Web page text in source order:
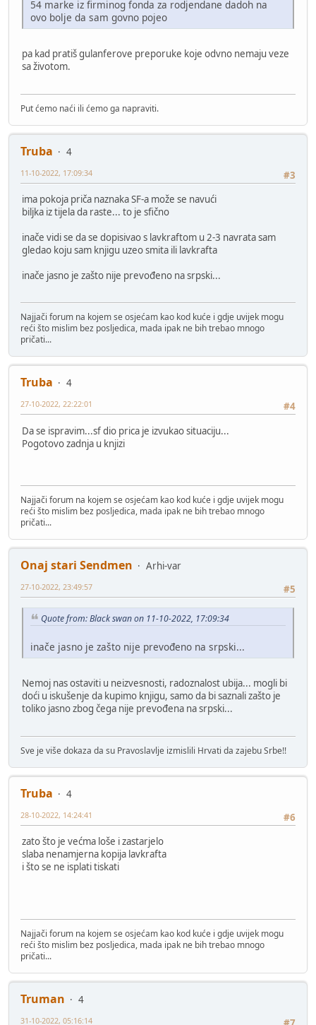
54 marke iz firminog fonda za rodjendane dadoh na
ovo bolje da sam govno pojeo
pa kad pratiš gulanferove preporuke koje odvno nemaju veze
sa životom.
Put ćemo naći ili ćemo ga napraviti.
Truba
4
#3
11-10-2022, 17:09:34
ima pokoja priča naznaka SF-a može se navući
biljka iz tijela da raste... to je sfično
inače vidi se da se dopisivao s lavkraftom u 2-3 navrata sam
gledao koju sam knjigu uzeo smita ili lavkrafta
inače jasno je zašto nije prevođeno na srpski...
Najjači forum na kojem se osjećam kao kod kuće i gdje uvijek mogu
reći što mislim bez posljedica, mada ipak ne bih trebao mnogo
pričati...
Truba
4
#4
27-10-2022, 22:22:01
Da se ispravim...sf dio prica je izvukao situaciju...
Pogotovo zadnja u knjizi
Najjači forum na kojem se osjećam kao kod kuće i gdje uvijek mogu
reći što mislim bez posljedica, mada ipak ne bih trebao mnogo
pričati...
Onaj stari Sendmen
Arhi-var
#5
27-10-2022, 23:49:57
Quote from: Black swan on 11-10-2022, 17:09:34
inače jasno je zašto nije prevođeno na srpski...
Nemoj nas ostaviti u neizvesnosti, radoznalost ubija... mogli bi
doći u iskušenje da kupimo knjigu, samo da bi saznali zašto je
toliko jasno zbog čega nije prevođena na srpski...
Sve je više dokaza da su Pravoslavlje izmislili Hrvati da zajebu Srbe!!
Truba
4
#6
28-10-2022, 14:24:41
zato što je većma loše i zastarjelo
slaba nenamjerna kopija lavkrafta
i što se ne isplati tiskati
Najjači forum na kojem se osjećam kao kod kuće i gdje uvijek mogu
reći što mislim bez posljedica, mada ipak ne bih trebao mnogo
pričati...
Truman
4
31-10-2022, 05:16:14